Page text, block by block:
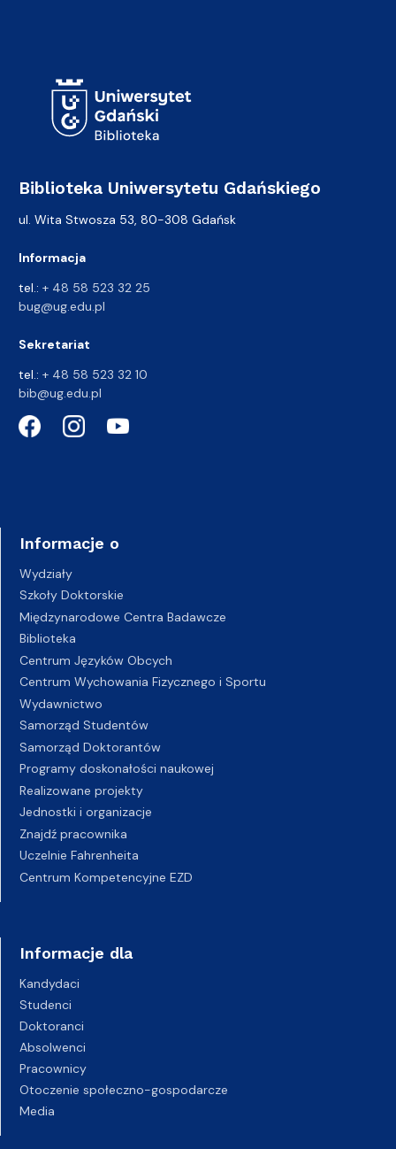
Biblioteka Uniwersytetu Gdańskiego
ul. Wita Stwosza 53, 80-308 Gdańsk
Informacja
tel.: + 48 58 523 32 25
bug@ug.edu.pl
Sekretariat
tel.: + 48 58 523 32 10
bib@ug.edu.pl
Informacje o
Wydziały
Szkoły Doktorskie
Międzynarodowe Centra Badawcze
Biblioteka
Centrum Języków Obcych
Centrum Wychowania Fizycznego i Sportu
Wydawnictwo
Samorząd Studentów
Samorząd Doktorantów
Programy doskonałości naukowej
Realizowane projekty
Jednostki i organizacje
Znajdź pracownika
Uczelnie Fahrenheita
Centrum Kompetencyjne EZD
Informacje dla
Kandydaci
Studenci
Doktoranci
Absolwenci
Pracownicy
Otoczenie społeczno-gospodarcze
Media